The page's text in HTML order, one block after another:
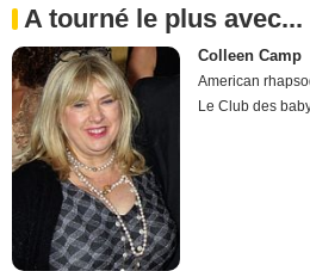
A tourné le plus avec...
Colleen Camp
American
Le Club des